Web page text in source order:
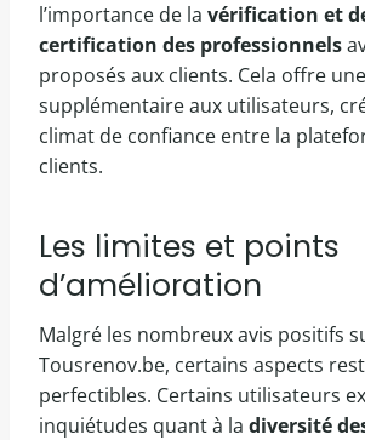
l’importance de la vérification et
certification des professionnels
proposés aux clients. Cela offre
supplémentaire aux utilisateurs,
climat de confiance entre la
clients.
Les limites et points
d’amélioration
Malgré les nombreux avis positifs
Tousrenov.be, certains aspects
perfectibles. Certains utilisateurs
inquiétudes quant à la diversité